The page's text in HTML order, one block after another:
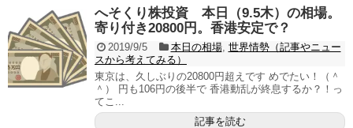
へそくり株投資 本日（9.5木）の相場。
寄り付き20800円。香港安定で？
2019/9/5 本日の相場, 世界情勢（記事やニュー
スから考えてみる）
東京は、久しぶりの20800円超えです めでたい！（＾
＾） 円も106円の後半で 香港動乱が終息するか？！っ
てこ...
記事を読む